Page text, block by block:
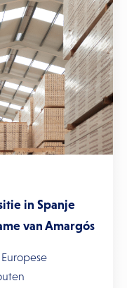
in Spanje
van Amargós